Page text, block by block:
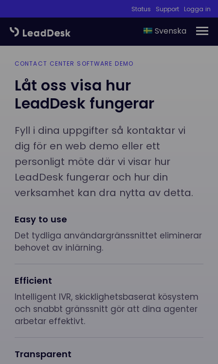
Status Support Logga in
Svenska
CONTACT CENTER SOFTWARE DEMO
Låt oss visa hur
LeadDesk fungerar
Fyll i dina uppgifter så kontaktar vi
dig för en web demo eller ett
personligt möte där vi visar hur
LeadDesk fungerar och hur din
verksamhet kan dra nytta av detta.
Easy to use
Det tydliga användargränssnittet eliminerar
behovet av inlärning.
Efficient
Intelligent IVR, skicklighetsbaserat kösystem
och snabbt gränssnitt gör att dina agenter
arbetar effektivt.
Transparent